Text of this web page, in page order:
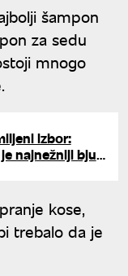
šampon
za sedu
mnogo
izbor:
najnežniji bjuti
kose,
trebalo da je